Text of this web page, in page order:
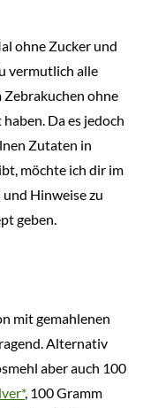
ohne Zucker und
vermutlich alle
Zebrakuchen ohne
Da es jedoch
Zutaten in
möchte ich dir im
Hinweise zu
geben.
mit gemahlenen
Alternativ
aber auch 100
, 100 Gramm